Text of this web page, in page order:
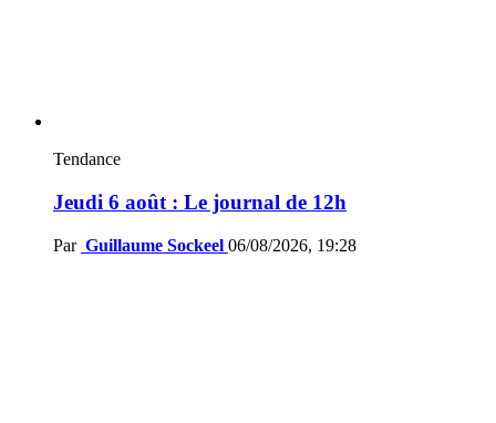
Tendance
Jeudi 6 août : Le journal de 12h
Par Guillaume Sockeel 06/08/2026, 19:28